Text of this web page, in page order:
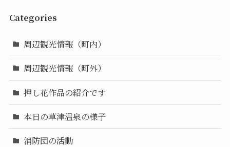
Categories
周辺観光情報（町内）
周辺観光情報（町外）
押し花作品の紹介です
本日の草津温泉の様子
消防団の活動